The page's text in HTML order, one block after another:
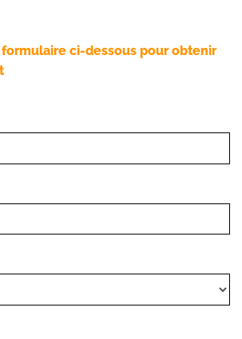
ci-dessous pour obtenir